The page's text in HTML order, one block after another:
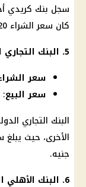
سجل بنك كريدي
كان سعر الشراء 50.520 جنيه وسعر البيع 50.620 جنيه.
5. البنك
سعر
سعر البيع: 50.620 جنيه
البنك التجاري
جنيه.
6. البنك الأهلي